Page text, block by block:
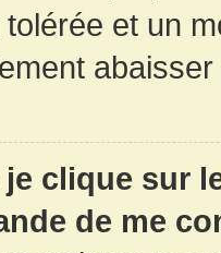
et un
je clique sur
de me